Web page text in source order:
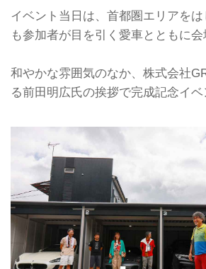
イベント当日は、首都圏エリアを
も参加者が目を引く愛車とともに会
和やかな雰囲気のなか、株式会社
る前田明広氏の挨拶で完成記念イベ